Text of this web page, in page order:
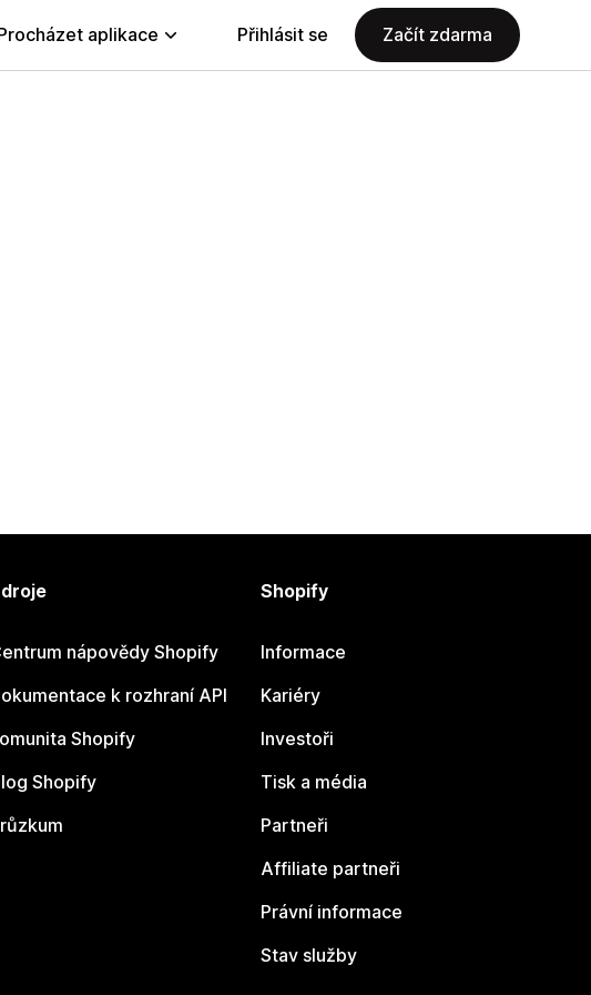
aplikace Přihlásit se Začít zdarma
nápovědy Shopify
k rozhraní API
Shopify
Shopify
Shopify
Informace
Kariéry
Investoři
Tisk a média
Partneři
Affiliate partneři
Právní informace
Stav služby